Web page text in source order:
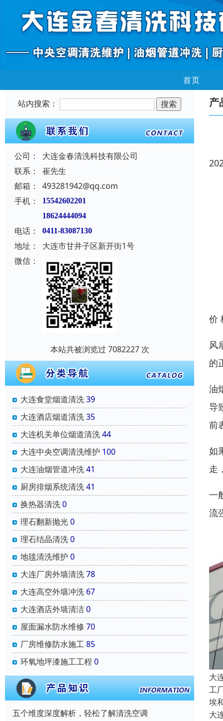
首页
站内搜索：
公司：
大连金春清洗科技有限公司
联系：
崔先生
邮箱：
493281942@qq.com
手机：
15542602201
18624444094
电话： 0411-83087130
地址：
大连市甘井子区新开街1号
微信：
本站共被浏览过 7082227 次
大连食堂烟道清洗39
大连酒店烟道清洗35
大连机关单位烟道清洗44
大连中央空调清洗维护 100
大连油烟管道冲洗41
厨房排烟系统清洗41
换热器清洗0
理石翻新抛光0
理石结晶清洗0
地毯清洗维护 0
大连厂房外墙清洗78
大连高空外墙冲洗 67
大连酒店外墙清洁0
屋面漏水防水维修 70
厂房维修防水施工85
环氧地坪漆施工工程 0
五个维度深度解析，轻松了解清洗空调
产
价
风
的
油
导
前
如
走
一
流
大
工
埃
大